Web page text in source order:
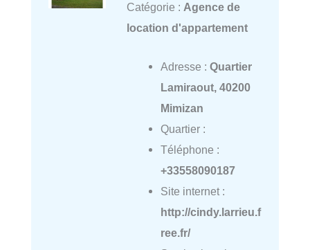
Catégorie : Agence de
location d'appartement
Adresse : Quartier
Lamiraout, 40200
Mimizan
Quartier :
Téléphone :
+33558090187
Site internet :
http://cindy.larrieu.f
ree.fr/